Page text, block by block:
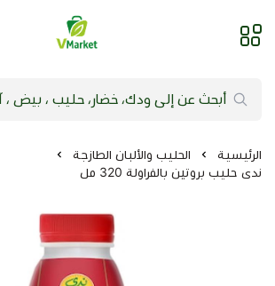
فيلج ماركت | VMarket
الرئيسية
الحليب والألبان الطازجة
ندى حليب بروتين بالفراولة 320 مل